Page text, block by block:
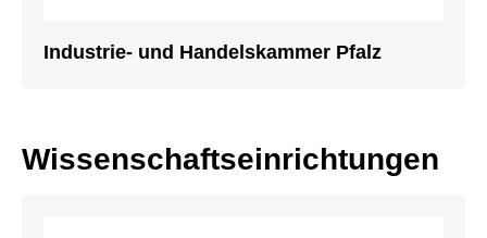
Industrie- und Handelskammer Pfalz
Wissenschaftseinrichtungen